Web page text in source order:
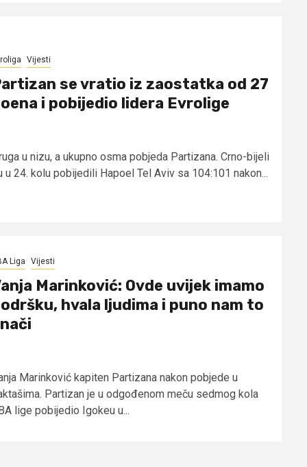
Vijesti
se vratio iz zaostatka od 27
i pobijedio lidera Evrolige
u nizu, a ukupno osma pobjeda Partizana. Crno-bijeli
u 24. kolu pobijedili Hapoel Tel Aviv sa 104:101 nakon...
Liga Vijesti
Marinković: Ovde uvijek imamo
hvala ljudima i puno nam to
Marinković kapiten Partizana nakon pobjede u
Partizan je u odgođenom meču sedmog kola
lige pobijedio Igokeu u...